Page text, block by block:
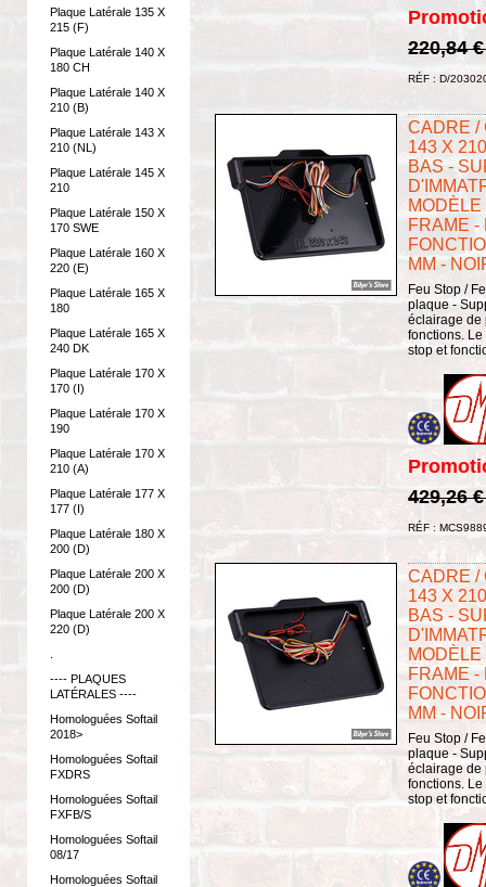
Plaque Latérale 135 X
215 (F)
Plaque Latérale 140 X
180 CH
Plaque Latérale 140 X
210 (B)
Plaque Latérale 143 X
210 (NL)
Plaque Latérale 145 X
210
Plaque Latérale 150 X
170 SWE
Plaque Latérale 160 X
220 (E)
Plaque Latérale 165 X
180
Plaque Latérale 165 X
240 DK
Plaque Latérale 170 X
170 (I)
Plaque Latérale 170 X
190
Plaque Latérale 170 X
210 (A)
Plaque Latérale 177 X
177 (I)
Plaque Latérale 180 X
200 (D)
Plaque Latérale 200 X
200 (D)
Plaque Latérale 200 X
220 (D)
---- PLAQUES
LATÉRALES ----
Homologuées Softail
2018>
Homologuées Softail
FXDRS
Homologuées Softail
FXFB/S
Homologuées Softail
08/17
Homologuées Softail
220,84
RÉF : D/
CADRE /
143 X
BAS -
FRAME -
MM -
Feu Stop /
plaque -
éclairage de
fonctions. Le
stop et
429,26
RÉF :
CADRE /
143 X
BAS -
FRAME -
MM -
Feu Stop /
plaque -
éclairage de
fonctions. Le
stop et